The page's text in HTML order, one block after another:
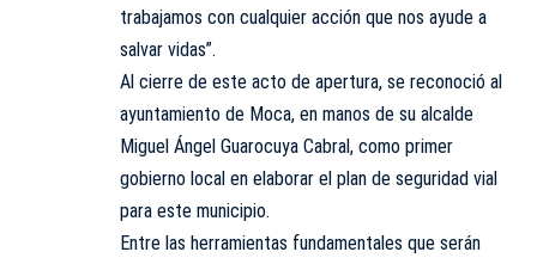
trabajamos con cualquier acción que nos ayude a
salvar vidas”.
Al cierre de este acto de apertura, se reconoció al
ayuntamiento de Moca, en manos de su alcalde
Miguel Ángel Guarocuya Cabral, como primer
gobierno local en elaborar el plan de seguridad vial
para este municipio.
Entre las herramientas fundamentales que serán